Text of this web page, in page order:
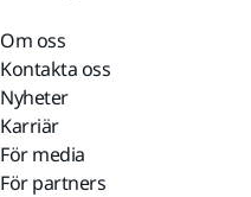
Om oss
Kontakta oss
Nyheter
Karriär
För media
För partners